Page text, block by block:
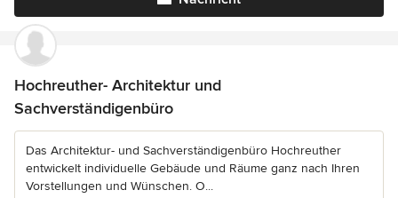
Hochreuther- Architektur und
Sachverständigenbüro
Das Architektur- und Sachverständigenbüro Hochreuther
entwickelt individuelle Gebäude und Räume ganz nach Ihren
Vorstellungen und Wünschen. O...